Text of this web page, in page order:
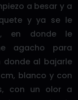
a besar y a
y ya se le
en donde le
agacho para
donde al bajarle
blanco y con
con un olor a